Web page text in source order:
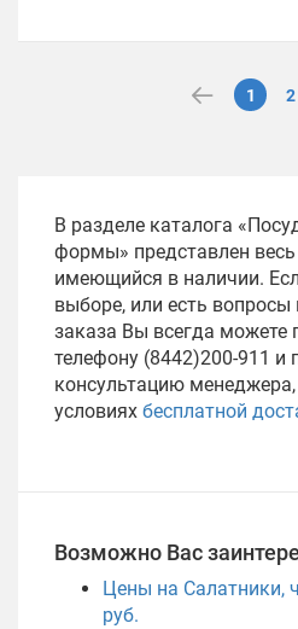
1 2
В разделе каталога
формы» представлен весь
имеющийся в наличии.
выборе, или есть
заказа Вы всегда можете
телефону (8442)200-911 и
консультацию
условиях бесплатной
Возможно Вас
Цены на Салатники,
руб.